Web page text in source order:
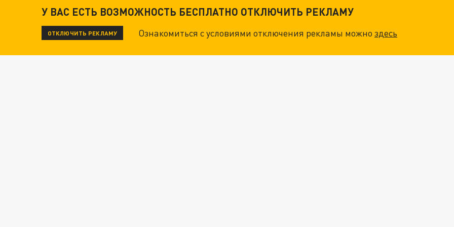
У ВАС ЕСТЬ ВОЗМОЖНОСТЬ БЕСПЛАТНО ОТКЛЮЧИТЬ РЕКЛАМУ
ОТКЛЮЧИТЬ РЕКЛАМУ Ознакомиться с условиями отключения рекламы можноздесь